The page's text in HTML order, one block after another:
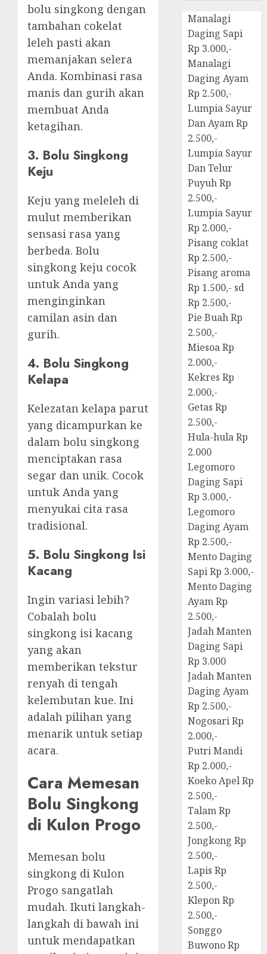
bolu singkong dengan
tambahan cokelat
leleh pasti akan
memanjakan selera
Anda. Kombinasi rasa
manis dan gurih akan
membuat Anda
ketagihan.
3. Bolu Singkong
Keju
Keju yang meleleh di
mulut memberikan
sensasi rasa yang
berbeda. Bolu
singkong keju cocok
untuk Anda yang
menginginkan
camilan asin dan
gurih.
4. Bolu Singkong
Kelapa
Kelezatan kelapa parut
yang dicampurkan ke
dalam bolu singkong
menciptakan rasa
segar dan unik. Cocok
untuk Anda yang
menyukai cita rasa
tradisional.
5. Bolu Singkong Isi
Kacang
Ingin variasi lebih?
Cobalah bolu
singkong isi kacang
yang akan
memberikan tekstur
renyah di tengah
kelembutan kue. Ini
adalah pilihan yang
menarik untuk setiap
acara.
Cara Memesan
Bolu Singkong
di Kulon Progo
Memesan bolu
singkong di Kulon
Progo sangatlah
mudah. Ikuti langkah-
langkah di bawah ini
untuk mendapatkan
Manalagi
Daging Sapi
Rp 3.000,-
Manalagi
Daging Ayam
Rp 2.500,-
Lumpia Sayur
Dan Ayam Rp
2.500,-
Lumpia Sayur
Dan Telur
Puyuh Rp
2.500,-
Lumpia Sayur
Rp 2.000,-
Pisang coklat
Rp 2.500,-
Pisang aroma
Rp 1.500,- sd
Rp 2.500,-
Pie Buah Rp
2.500,-
Miesoa Rp
2.000,-
Kekres Rp
2.000,-
Getas Rp
2.500,-
Hula-hula Rp
2.000
Legomoro
Daging Sapi
Rp 3.000,-
Legomoro
Daging Ayam
Rp 2.500,-
Mento Daging
Sapi Rp 3.000,-
Mento Daging
Ayam Rp
2.500,-
Jadah Manten
Daging Sapi
Rp 3.000
Jadah Manten
Daging Ayam
Rp 2.500,-
Nogosari Rp
2.000,-
Putri Mandi
Rp 2.000,-
Koeko Apel Rp
2.500,-
Talam Rp
2.500,-
Jongkong Rp
2.500,-
Lapis Rp
2.500,-
Klepon Rp
2.500,-
Songgo
Buwono Rp